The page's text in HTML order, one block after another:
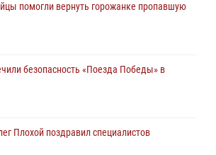
помогли вернуть горожанке пропавшую
безопасность «Поезда Победы» в
Плохой поздравил специалистов